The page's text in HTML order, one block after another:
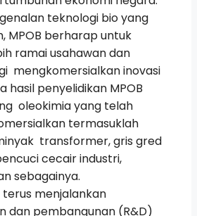
teknologi bio yang
MPOB berharap untuk
ramai usahawan dan
mengkomersialkan inovasi
hasil penyelidikan MPOB
oleokimia yang telah
termasuklah
transformer, gris gred
cecair industri,
sebagainya.
terus menjalankan
dan pembangunan (R&D)